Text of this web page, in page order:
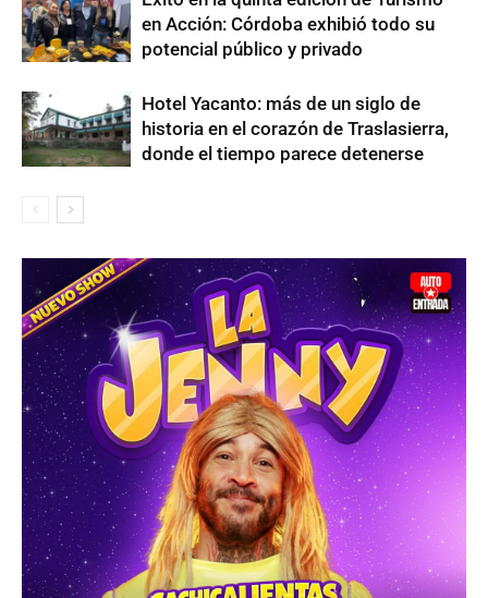
en Acción: Córdoba exhibió todo su
potencial público y privado
Hotel Yacanto: más de un siglo de
historia en el corazón de Traslasierra,
donde el tiempo parece detenerse